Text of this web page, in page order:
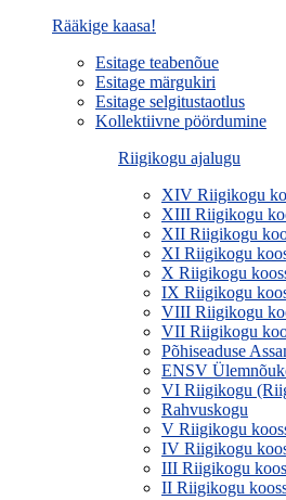
Rääkige kaasa!
Esitage teabenõue
Esitage märgukiri
Esitage selgitustaotlus
Kollektiivne pöördumine
Riigikogu ajalugu
XIV Riigikogu
XIII Riigikogu
XII Riigikogu
XI Riigikogu
X Riigikogu
IX Riigikogu
VIII Riigikogu
VII Riigikogu
Põhiseaduse
ENSV
VI Riigikogu
Rahvuskogu
V Riigikogu
IV Riigikogu
III Riigikogu
II Riigikogu